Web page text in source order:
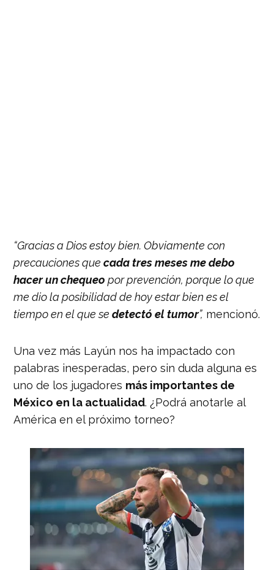
“Gracias a Dios estoy bien. Obviamente con
precauciones quecada tres meses me debo
hacer un chequeo por prevención, porque lo que
me dio la posibilidad de hoy estar bien es el
tiempo en el que sedetectó el tumor”, mencionó.
Una vez más Layún nos ha impactado con
palabras inesperadas, pero sin duda alguna es
uno de los jugadores más importantes de
México en la actualidad. ¿Podrá anotarle al
América en el próximo torneo?